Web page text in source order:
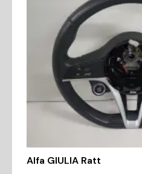
Alfa GIULIA Ratt